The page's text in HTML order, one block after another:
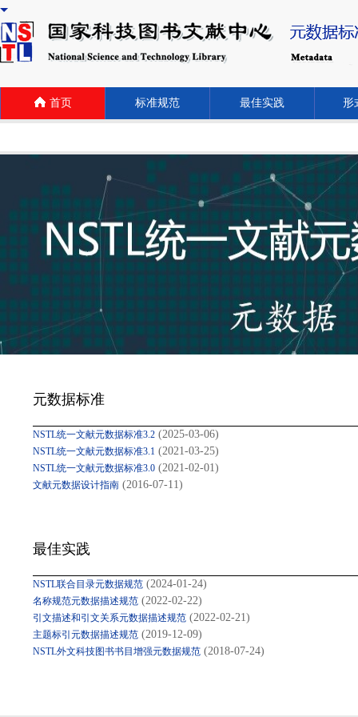
首页 标准规范 最佳实践 形
元数据标准
NSTL统一文献元数据标准3.2 (2025-03-06)
NSTL统一文献元数据标准3.1 (2021-03-25)
NSTL统一文献元数据标准3.0 (2021-02-01)
文献元数据设计指南 (2016-07-11)
最佳实践
NSTL联合目录元数据规范 (2024-01-24)
名称规范元数据描述规范 (2022-02-22)
引文描述和引文关系元数据描述规范 (2022-02-21)
主题标引元数据描述规范 (2019-12-09)
NSTL外文科技图书书目增强元数据规范 (2018-07-24)